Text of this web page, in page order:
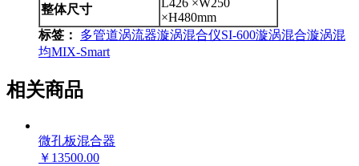
整体尺寸
×H480mm
标签：
多管道涡流器漩涡混合仪SI-600漩涡混合漩涡混
均MIX-Smart
相关商品
微孔板混合器
￥13500.00